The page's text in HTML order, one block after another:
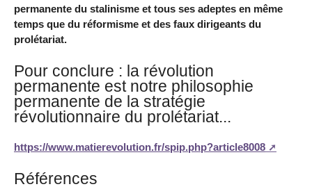
permanente du stalinisme et tous ses adeptes en même
temps que du réformisme et des faux dirigeants du
prolétariat.
Pour conclure : la révolution
permanente est notre philosophie
permanente de la stratégie
révolutionnaire du prolétariat...
https://www.matierevolution.fr/spip.php?article8008
Références